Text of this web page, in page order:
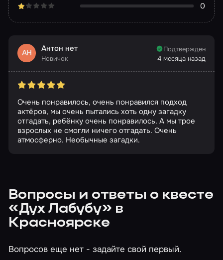
0
АН Антон нет
Новичок
Подтвержден
4 месяца назад
Очень понравилось, очень понравился подход
актёров, мы очень пытались хоть одну загадку
отгадать, ребёнку очень понравилось. А мы трое
взрослых не смогли ничего отгадать. Очень
атмосферно. Необычные загадки.
Вопросы и ответы о квесте
«Дух Лабубу» в
Красноярске
Вопросов еще нет - задайте свой первый.